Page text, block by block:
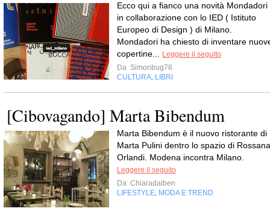
Ecco qui a fianco una novità Mondadori
in collaborazione con lo IED ( Istituto
Europeo di Design ) di Milano.
Mondadori ha chiesto di inventare
copertine...
Leggere il seguito
Da Simonbug78
CULTURA LIBRI
[Cibovagando] Marta Bibendum
Marta Bibendum è il nuovo ristorante di
Marta Pulini dentro lo spazio di Rossana
Orlandi. Modena incontra Milano.
Leggere il seguito
Da Chiaradalben
LIFESTYLE MODA E TREND